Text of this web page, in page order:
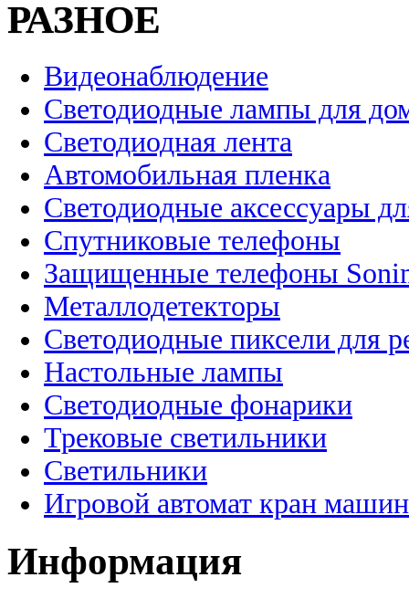
РАЗНОЕ
Видеонаблюдение
Светодиодные лампы для
Светодиодная лента
Автомобильная пленка
Светодиодные аксессуары
Спутниковые телефоны
Защищенные телефоны
Металлодетекторы
Светодиодные пиксели для
Настольные лампы
Светодиодные фонарики
Трековые светильники
Светильники
Игровой автомат кран
Информация